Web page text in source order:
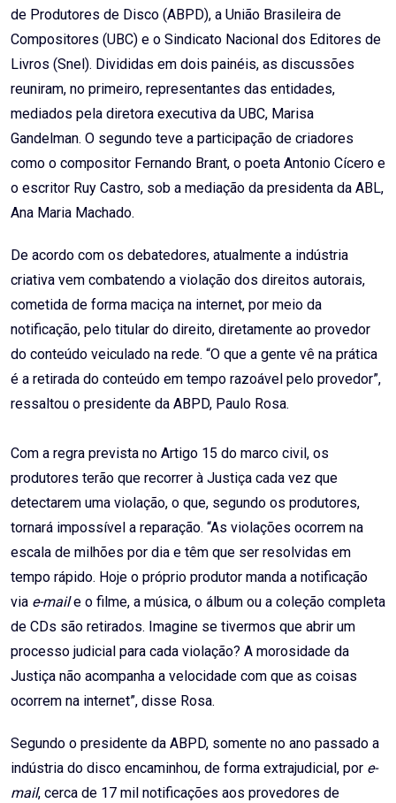
de Produtores de Disco (ABPD), a União Brasileira de
Compositores (UBC) e o Sindicato Nacional dos Editores de
Livros (Snel). Divididas em dois painéis, as discussões
reuniram, no primeiro, representantes das entidades,
mediados pela diretora executiva da UBC, Marisa
Gandelman. O segundo teve a participação de criadores
como o compositor Fernando Brant, o poeta Antonio Cícero e
o escritor Ruy Castro, sob a mediação da presidenta da ABL,
Ana Maria Machado.
De acordo com os debatedores, atualmente a indústria
criativa vem combatendo a violação dos direitos autorais,
cometida de forma maciça na internet, por meio da
notificação, pelo titular do direito, diretamente ao provedor
do conteúdo veiculado na rede. “O que a gente vê na prática
é a retirada do conteúdo em tempo razoável pelo provedor”,
ressaltou o presidente da ABPD, Paulo Rosa.
Com a regra prevista no Artigo 15 do marco civil, os
produtores terão que recorrer à Justiça cada vez que
detectarem uma violação, o que, segundo os produtores,
tornará impossível a reparação. “As violações ocorrem na
escala de milhões por dia e têm que ser resolvidas em
tempo rápido. Hoje o próprio produtor manda a notificação
via e-maile o filme, a música, o álbum ou a coleção completa
de CDs são retirados. Imagine se tivermos que abrir um
processo judicial para cada violação? A morosidade da
Justiça não acompanha a velocidade com que as coisas
ocorrem na internet”, disse Rosa.
Segundo o presidente da ABPD, somente no ano passado a
indústria do disco encaminhou, de forma extrajudicial, por e-
mail, cerca de 17 mil notificações aos provedores de